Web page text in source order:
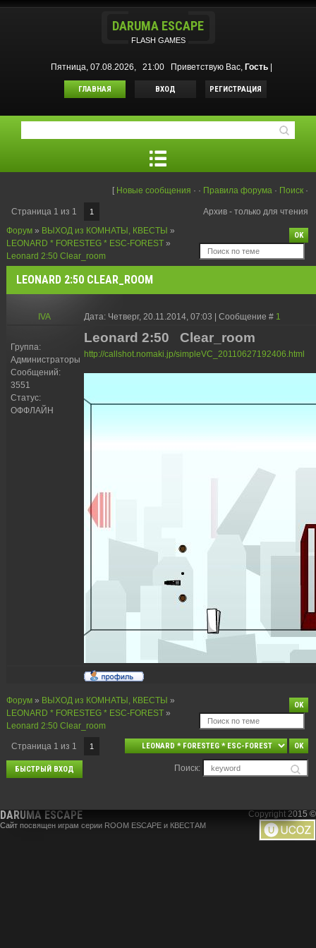
DARUMA ESCAPE
FLASH GAMES
Пятница, 07.08.2026, 21:00 Приветствую Вас, Гость
ГЛАВНАЯ ВХОД РЕГИСТРАЦИЯ
[ Новые сообщения · · Правила форума · Поиск ·
Страница 1 из 1 1
Архив - только для чтения
Форум » ВЫХОД из КОМНАТЫ, КВЕСТЫ »
LEONARD * FORESTEG * ESC-FOREST »
Leonard 2:50 Clear_room
LEONARD 2:50 CLEAR_ROOM
IVA Дата: Четверг, 20.11.2014, 07:03 | Сообщение # 1
Группа:
Администраторы
Сообщений:
3551
Статус:
ОФФЛАЙН
Leonard 2:50 Clear_room
http://callshot.nomaki.jp/simpleVC_20110627192406.html
Форум » ВЫХОД из КОМНАТЫ, КВЕСТЫ »
LEONARD * FORESTEG * ESC-FOREST »
Leonard 2:50 Clear_room
Страница 1 из 1 1
Поиск:
DARUMA ESCAPE
Сайт посвящен играм серии ROOM ESCAPE и КВЕСТАМ
Copyright 2015 ©